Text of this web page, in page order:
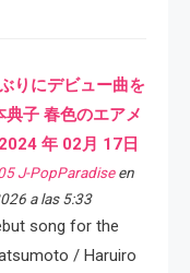
りにデビュー曲を
典子 春色のエアメ
年 02月 17日
J-PopParadiseen
a las 5:33
song for the
/ Haruiro